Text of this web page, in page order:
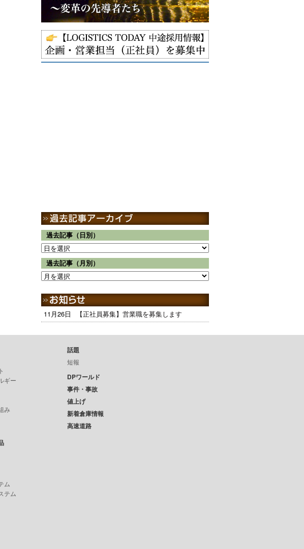
過去記事（日別）
過去記事（月別）
11月26日 【正社員募集】営業職を募集します
ギー
み
ム
テム
話題
短報
DPワールド
事件・事故
値上げ
新着倉庫情報
高速道路